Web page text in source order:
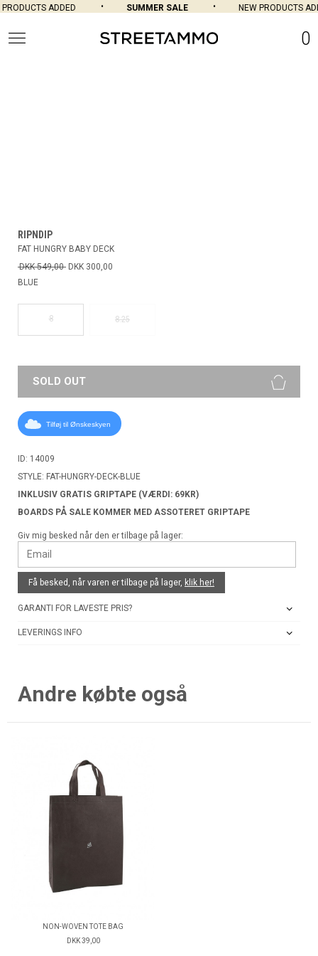
ADDED SUMMER SALE NEW PRODUCTS
0
RIPNDIP
FAT HUNGRY BABY DECK
DKK 549,00 DKK 300,00
BLUE
8 8.25
SOLD OUT
Tilføj til Ønskeskyen
ID: 14009
STYLE: FAT-HUNGRY-DECK-BLUE
INKLUSIV GRATIS GRIPTAPE (VÆRDI: 69KR)
BOARDS PÅ SALE KOMMER MED ASSOTERET GRIPTAPE
Giv mig besked når den er tilbage på lager:
Få besked, når varen er tilbage på lager, klik her!
GARANTI FOR LAVESTE PRIS?
LEVERINGS INFO
Andre købte også
NON-WOVEN TOTE BAG
DKK 39,00